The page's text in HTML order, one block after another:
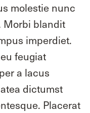
molestie nunc
Morbi blandit
imperdiet.
feugiat
a lacus
dictumst
Placerat